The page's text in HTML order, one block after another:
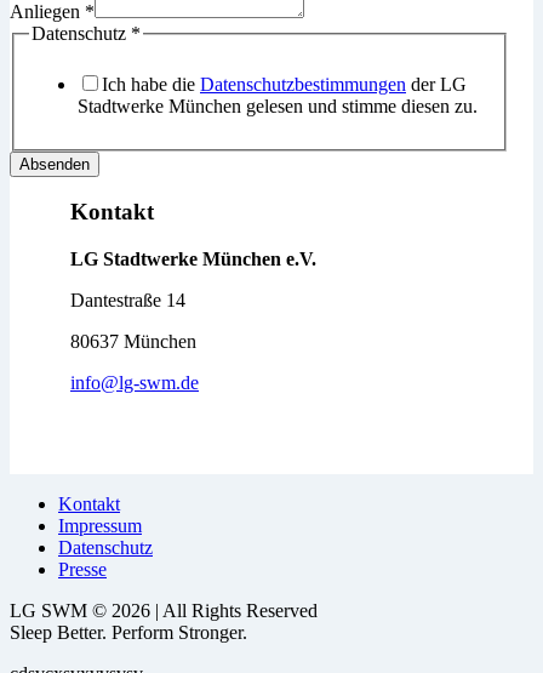
Anliegen *
Anliegen
Datenschutz *
Ich habe die Datenschutzbestimmungen der LG
Stadtwerke München gelesen und stimme diesen zu.
Absenden
Kontakt
LG Stadtwerke München e.V.
Dantestraße 14
80637 München
info@lg-swm.de
Kontakt
Impressum
Datenschutz
Presse
LG SWM © 2026 | All Rights Reserved
Sleep Better. Perform Stronger.